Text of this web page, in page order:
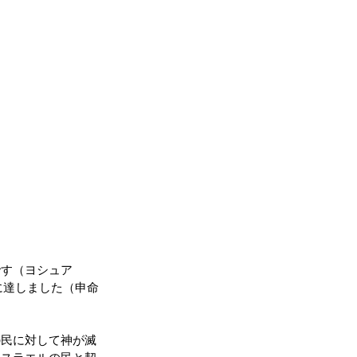
（ヨシュア
しました（申命
に対して神が滅